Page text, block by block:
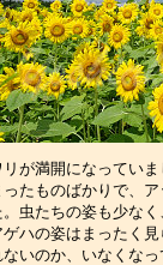
リが満開になってい
たものばかりで、
。虫たちの姿も少な
ゲハの姿はまったく
ないのか、いなくな